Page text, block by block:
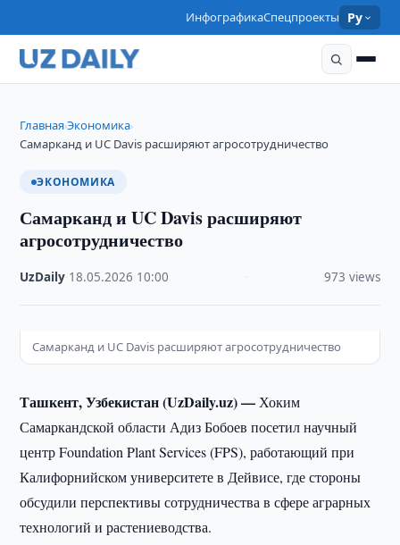
ИнфографикаСпецпроекты Ру
Главная›Экономика›
Самарканд и UC Davis расширяют агросотрудничество
ЭКОНОМИКА
Самарканд и UC Davis расширяют
агросотрудничество
UzDaily 18.05.2026 10:00 973 views
Самарканд и UC Davis расширяют агросотрудничество
Ташкент, Узбекистан (UzDaily.uz) —Хоким
Самаркандской области Адиз Бобоев посетил научный
центр Foundation Plant Services (FPS), работающий при
Калифорнийском университете в Дейвисе, где стороны
обсудили перспективы сотрудничества в сфере аграрных
технологий и растениеводства.